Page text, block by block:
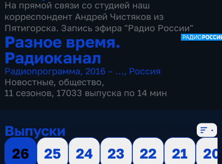
На прямой связи со студией наш
корреспондент Андрей Чистяков из
Пятигорска. ­Запись эфира "Радио России"
Разное время.
Радиоканал
Радиопрограмма,2016 – …, Россия
Новостные, общество,
11 сезонов, 17033 выпуска по 14 мин
Выпуски
26
25 24 23 22 21
20